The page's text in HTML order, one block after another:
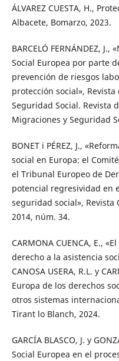
ÁLVAREZ CUESTA, H.,
Albacete, Bomarzo, 2023.
BARCELÓ FERNÁNDEZ,
Social Europea por parte
prevención de riesgos
protección social»,
Seguridad Social. Revista
Migraciones y Seguridad
BONET i PÉREZ, J.,
social en Europa: el
el Tribunal Europeo de
potencial regresividad en
seguridad social», Revista
2014, núm. 34.
CARMONA CUENCA, E.,
derecho a la asistencia
CANOSA USERA, R.L. y
Europa de los derechos
otros sistemas
Tirant lo Blanch, 2024.
GARCÍA BLASCO, J. y
Social Europea en el